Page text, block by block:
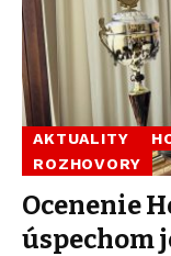
AKTUALITY
ROZHOVORY
Ocenenie
úspechom